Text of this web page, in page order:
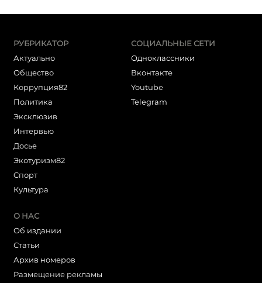
РУБРИКАТОР
Актуально
Общество
Коррупция82
Политика
Эксклюзив
Интервью
Досье
Экотуризм82
Cпорт
Культура
СОЦИАЛЬНЫЕ СЕТИ
Одноклассники
Вконтакте
Youtube
Telegram
О НАС
Об издании
Статьи
Архив номеров
Размещение рекламы